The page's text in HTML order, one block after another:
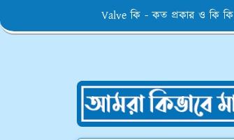
Valve কি - কত প্রকার ও কি কি